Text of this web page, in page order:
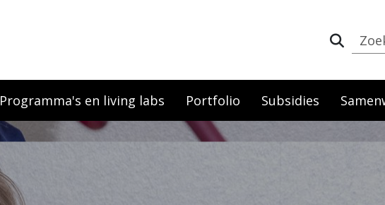
Programma's en living labs Portfolio Subsidies